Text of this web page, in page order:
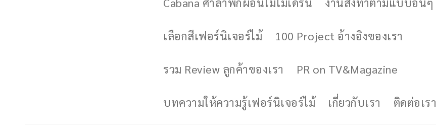
เลือกสีเฟอร์นิเจอร์ไม้ 100 Project อ้างอิงของเรา
รวม Review ลูกค้าของเรา PR on TV&Magazine
บทความให้ความรู้เฟอร์นิเจอร์ไม้ เกี่ยวกับเรา ติดต่อเรา